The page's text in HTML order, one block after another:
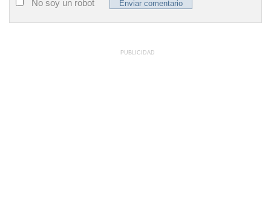
No soy un robot
PUBLICIDAD